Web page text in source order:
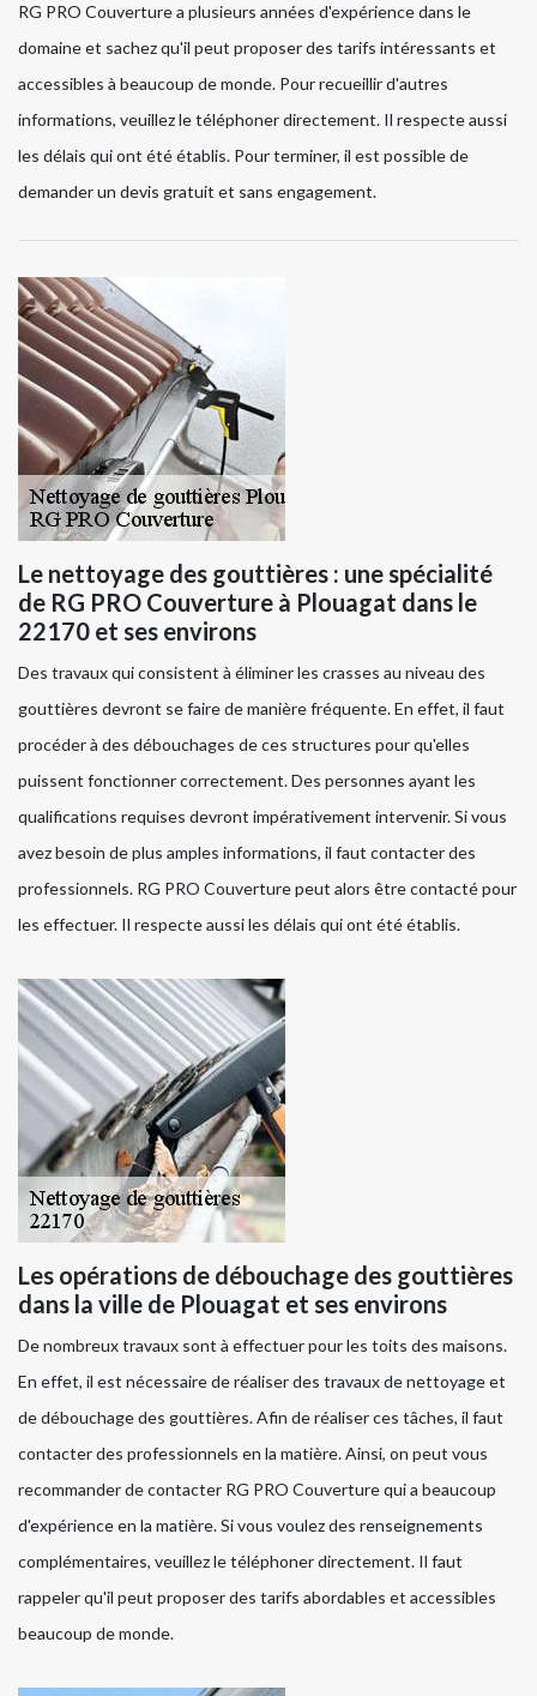
RG PRO Couverture a plusieurs années d'expérience dans le
domaine et sachez qu'il peut proposer des tarifs intéressants et
accessibles à beaucoup de monde. Pour recueillir d'autres
informations, veuillez le téléphoner directement. Il respecte aussi
les délais qui ont été établis. Pour terminer, il est possible de
demander un devis gratuit et sans engagement.
Le nettoyage des gouttières : une spécialité
de RG PRO Couverture à Plouagat dans le
22170 et ses environs
Des travaux qui consistent à éliminer les crasses au niveau des
gouttières devront se faire de manière fréquente. En effet, il faut
procéder à des débouchages de ces structures pour qu'elles
puissent fonctionner correctement. Des personnes ayant les
qualifications requises devront impérativement intervenir. Si vous
avez besoin de plus amples informations, il faut contacter des
professionnels. RG PRO Couverture peut alors être contacté pour
les effectuer. Il respecte aussi les délais qui ont été établis.
Les opérations de débouchage des gouttières
dans la ville de Plouagat et ses environs
De nombreux travaux sont à effectuer pour les toits des maisons.
En effet, il est nécessaire de réaliser des travaux de nettoyage et
de débouchage des gouttières. Afin de réaliser ces tâches, il faut
contacter des professionnels en la matière. Ainsi, on peut vous
recommander de contacter RG PRO Couverture qui a beaucoup
d'expérience en la matière. Si vous voulez des renseignements
complémentaires, veuillez le téléphoner directement. Il faut
rappeler qu'il peut proposer des tarifs abordables et accessibles
beaucoup de monde.